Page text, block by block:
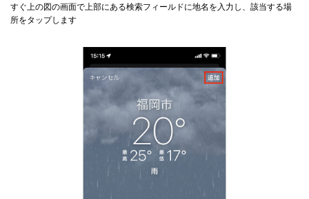
すぐ上の図の画面で上部にある検索フィールドに地名を入力し、該当する場
所をタップします